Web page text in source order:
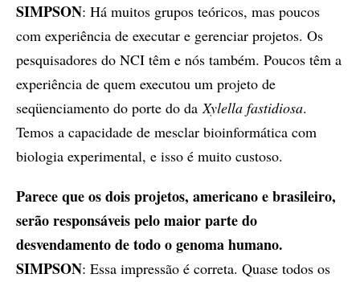
SIMPSON: Há muitos grupos teóricos, mas poucos
com experiência de executar e gerenciar projetos. Os
pesquisadores do NCI têm e nós também. Poucos têm a
experiência de quem executou um projeto de
seqüenciamento do porte do daXylella fastidiosa.
Temos a capacidade de mesclar bioinformática com
biologia experimental, e isso é muito custoso.
Parece que os dois projetos, americano e brasileiro,
serão responsáveis pelo maior parte do
desvendamento de todo o genoma humano.
SIMPSON: Essa impressão é correta. Quase todos os